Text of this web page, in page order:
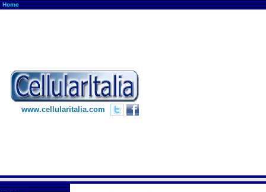
Home
www.cellularitalia.com